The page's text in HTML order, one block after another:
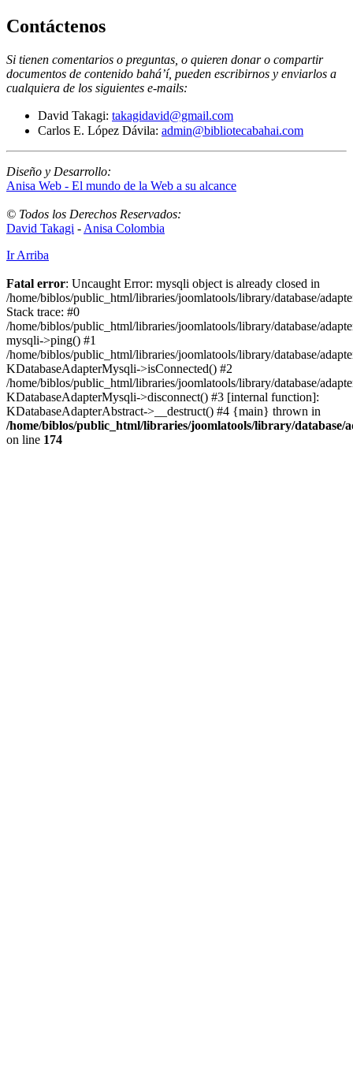
Contáctenos
Si tienen comentarios o preguntas, o quieren donar o compartir
documentos de contenido bahá’í, pueden escribirnos y enviarlos a
cualquiera de los siguientes e-mails:
David Takagi: takagidavid@gmail.com
Carlos E. López Dávila: admin@bibliotecabahai.com
Diseño y Desarrollo:
Anisa Web - El mundo de la Web a su alcance
© Todos los Derechos Reservados:
David Takagi - Anisa Colombia
Ir Arriba
Fatal error: Uncaught Error: mysqli object is already closed in
/home/biblos/public_html/libraries/joomlatools/library/database/
Stack trace: #0
/home/biblos/public_html/libraries/joomlatools/library/database/
mysqli->ping() #1
/home/biblos/public_html/libraries/joomlatools/library/database/
KDatabaseAdapterMysqli->isConnected() #2
/home/biblos/public_html/libraries/joomlatools/library/database/
KDatabaseAdapterMysqli->disconnect() #3 [internal function]:
KDatabaseAdapterAbstract->__destruct() #4 {main} thrown in
/home/biblos/public_html/libraries/joomlatools/library/database/
on line 174